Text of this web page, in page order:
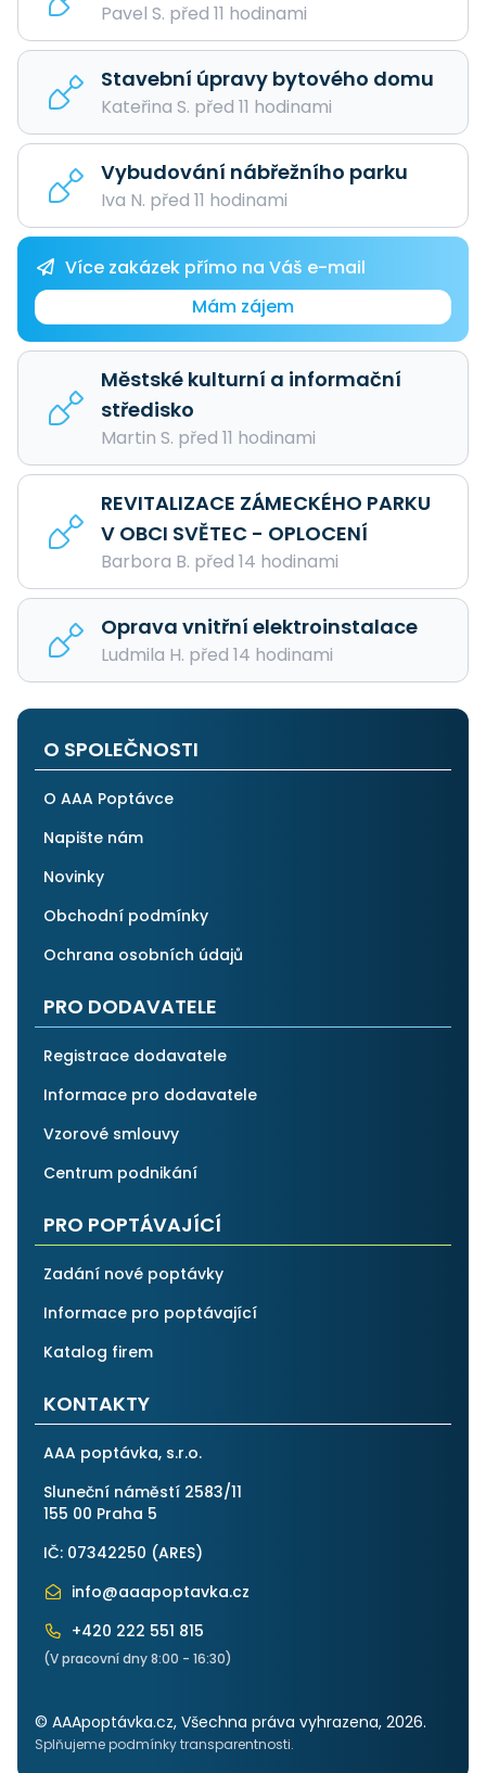
Pavel S. před 11 hodinami
Stavební úpravy bytového domu
Kateřina S. před 11 hodinami
Vybudování nábřežního parku
Iva N. před 11 hodinami
Více zakázek přímo na Váš e-mail
Mám zájem
Městské kulturní a informační
středisko
Martin S. před 11 hodinami
REVITALIZACE ZÁMECKÉHO PARKU
V OBCI SVĚTEC - OPLOCENÍ
Barbora B. před 14 hodinami
Oprava vnitřní elektroinstalace
Ludmila H. před 14 hodinami
O SPOLEČNOSTI
O AAA Poptávce
Napište nám
Novinky
Obchodní podmínky
Ochrana osobních údajů
PRO DODAVATELE
Registrace dodavatele
Informace pro dodavatele
Vzorové smlouvy
Centrum podnikání
PRO POPTÁVAJÍCÍ
Zadání nové poptávky
Informace pro poptávající
Katalog firem
KONTAKTY
AAA poptávka, s.r.o.
Sluneční náměstí 2583/11
155 00 Praha 5
IČ: 07342250 (ARES)
info@aaapoptavka.cz
+420 222 551 815
(V pracovní dny 8:00 - 16:30)
© AAApoptávka.cz, Všechna práva vyhrazena, 2026.
Splňujeme podmínky transparentnosti.